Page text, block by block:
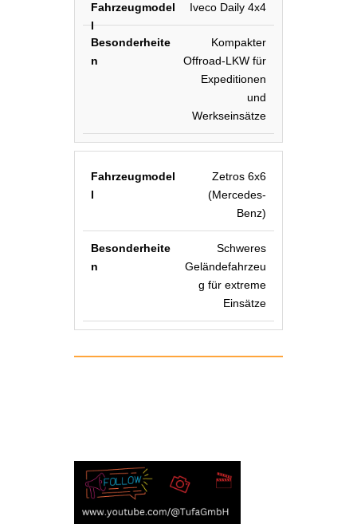
Iveco Daily 4x4
Kompakter
Offroad-LKW für
Expeditionen
und
Werkseinsätze
Zetros 6x6
(Mercedes-
Benz)
Schweres
Geländefahrzeu
g für extreme
Einsätze